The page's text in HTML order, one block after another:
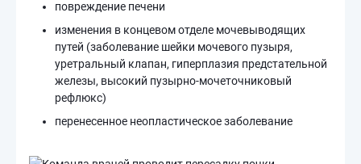
повреждение печени
изменения в концевом отделе мочевыводящих
путей (заболевание шейки мочевого пузыря,
уретральный клапан, гиперплазия предстательной
железы, высокий пузырно-мочеточниковый
рефлюкс)
перенесенное неопластическое заболевание